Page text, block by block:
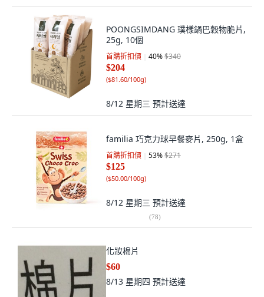
POONGSIMDANG 璞樣鍋巴穀物脆片,
25g, 10個
首購折扣價 40%$340
$204
($81.60/100g)
8/12 星期三 預計送達
familia 巧克力球早餐麥片, 250g, 1盒
首購折扣價 53%$271
$125
($50.00/100g)
8/12 星期三 預計送達
(78)
化妝棉片
$60
8/13 星期四 預計送達